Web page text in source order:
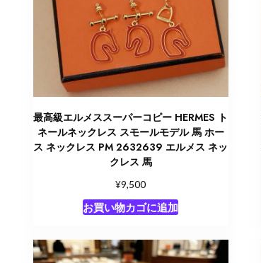
最高級エルメススーパーコピー HERMES ト
ネールネックレス スモールモデル 馬 ホー
ス ネックレス PM 2632639 エルメス ネッ
クレス 馬
¥9,500
お買い物カゴに追加